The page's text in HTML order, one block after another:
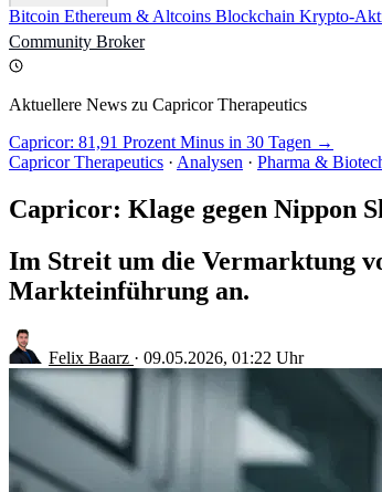
Bitcoin Ethereum & Altcoins Blockchain Krypto-
Community Broker
Aktuellere News zu Capricor Therapeutics
Capricor: 81,91 Prozent Minus in 30 Tagen →
Capricor Therapeutics · Analysen · Pharma &
Capricor: Klage gegen Nippon
Im Streit um die Vermarktung
Markteinführung an.
Felix Baarz · 09.05.2026, 01:22 Uhr